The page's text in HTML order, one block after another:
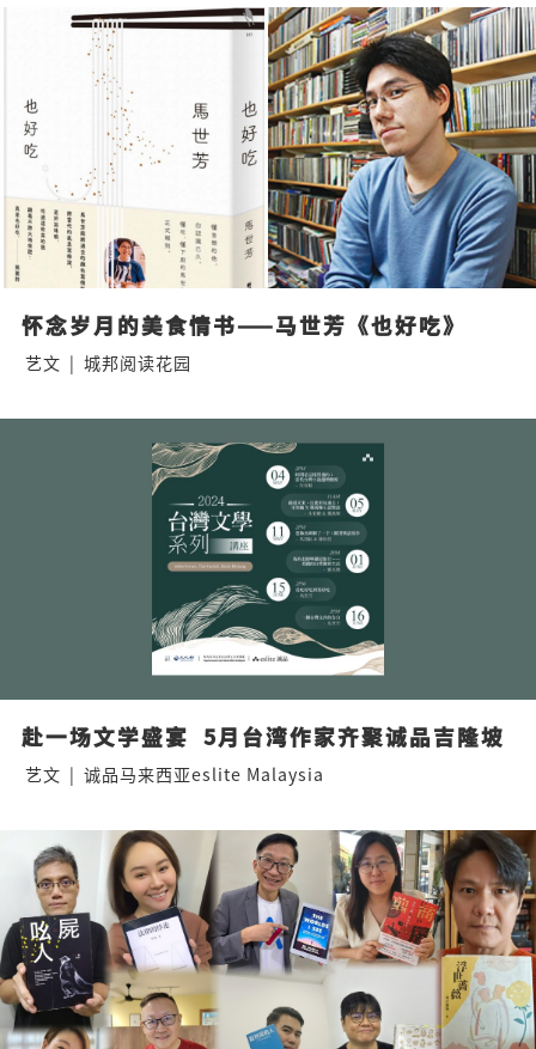
怀念岁月的美食情书——马世芳《也好吃》
艺文 | 城邦阅读花园
赴一场文学盛宴  5月台湾作家齐聚诚品吉隆坡
艺文 | 诚品马来西亚eslite Malaysia